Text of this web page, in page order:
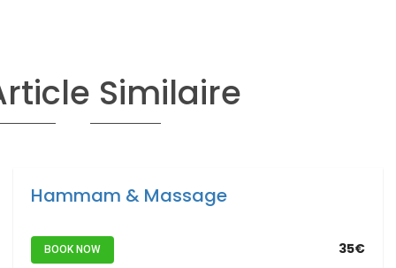
Similaire
Hammam & Massage
BOOK NOW 35€